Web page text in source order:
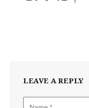
LEAVE A REPLY